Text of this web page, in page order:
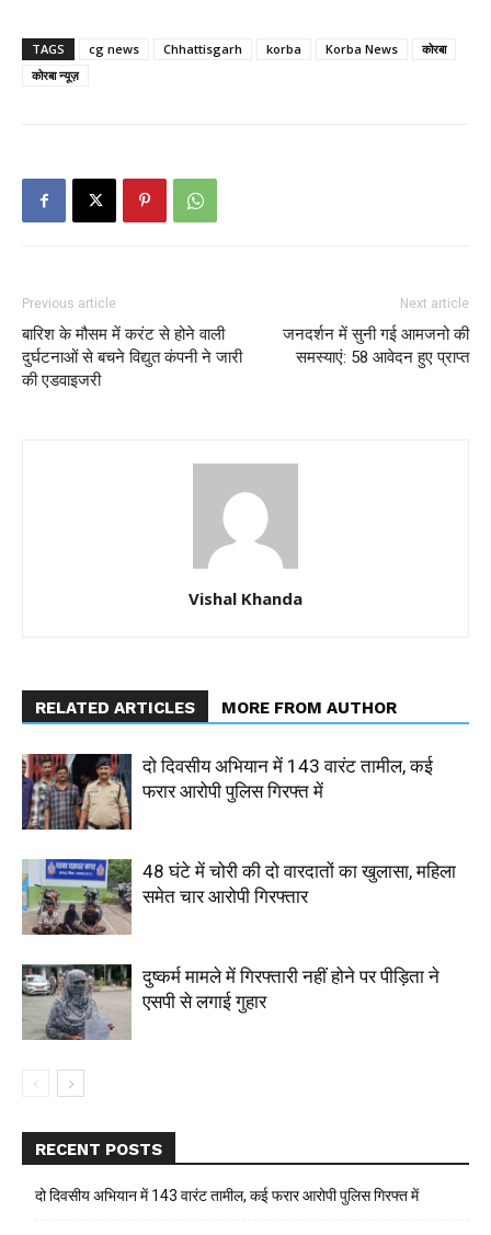
TAGS cg news Chhattisgarh korba Korba News
कोरबा
कोरबा न्यूज़
Previous article
बारिश के मौसम में करंट से होने वाली
दुर्घटनाओं से बचने विद्युत कंपनी ने जारी
की एडवाइजरी
Next article
जनदर्शन में सुनी गई आमजनो की
समस्याएं: 58 आवेदन हुए प्राप्त
Vishal Khanda
RELATED ARTICLES MORE FROM AUTHOR
दो दिवसीय अभियान में 143 वारंट तामील, कई
फरार आरोपी पुलिस गिरफ्त में
48 घंटे में चोरी की दो वारदातों का खुलासा, महिला
समेत चार आरोपी गिरफ्तार
दुष्कर्म मामले में गिरफ्तारी नहीं होने पर पीड़िता ने
एसपी से लगाई गुहार
RECENT POSTS
दो दिवसीय अभियान में 143 वारंट तामील, कई फरार आरोपी पुलिस गिरफ्त में